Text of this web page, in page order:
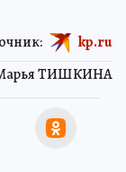
ТИШКИНА
kp.ru